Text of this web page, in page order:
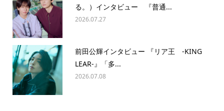
る。）インタビュー 『普通...
2026.07.27
前田公輝インタビュー 『リア王 -KING
LEAR-』「多...
2026.07.08